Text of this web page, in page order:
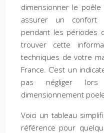
dimensionner le poêle
assurer un confort
pendant les périodes
trouver cette
techniques de votre
France. C’est un
pas négliger
dimensionnement
Voici un tableau
référence pour